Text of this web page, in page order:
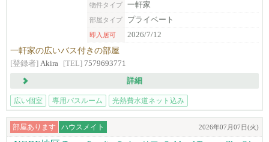
物件タイプ 一軒家
部屋タイプ プライベート
即入居可 2026/7/12
一軒家の広いバス付きの部屋
[登録者] Akira [TEL] 7579693771
詳細
広い個室 専用バスルーム 光熱費水道ネット込み
部屋あります ハウスメイト 2026年07月07日(火)